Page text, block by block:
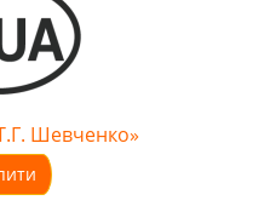
Шевченко»